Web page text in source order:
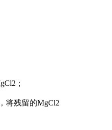
；
将残留的MgCl2